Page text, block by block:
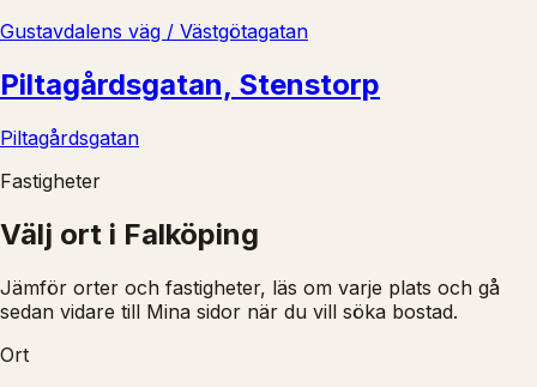
Gustavdalens väg / Västgötagatan
Piltagårdsgatan, Stenstorp
Piltagårdsgatan
Fastigheter
Välj ort i Falköping
Jämför orter och fastigheter, läs om varje plats och gå
sedan vidare till Mina sidor när du vill söka bostad.
Ort